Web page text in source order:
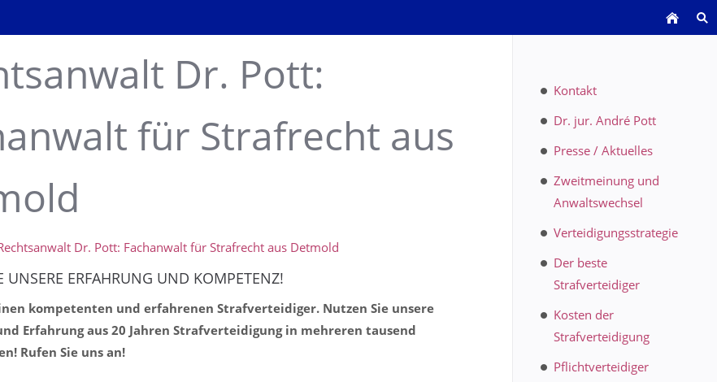
Dr. Pott:
für Strafrecht aus
Dr. Pott: Fachanwalt für Strafrecht aus Detmold
UNSERE ERFAHRUNG UND KOMPETENZ!
kompetenten und erfahrenen Strafverteidiger. Nutzen Sie unsere
Erfahrung aus 20 Jahren Strafverteidigung in mehreren tausend
Rufen Sie uns an!
Kontakt
Dr. jur. André Pott
Presse / Aktuelles
Zweitmeinung und
Anwaltswechsel
Verteidigungsstrategie
Der beste
Strafverteidiger
Kosten der
Strafverteidigung
Pflichtverteidiger